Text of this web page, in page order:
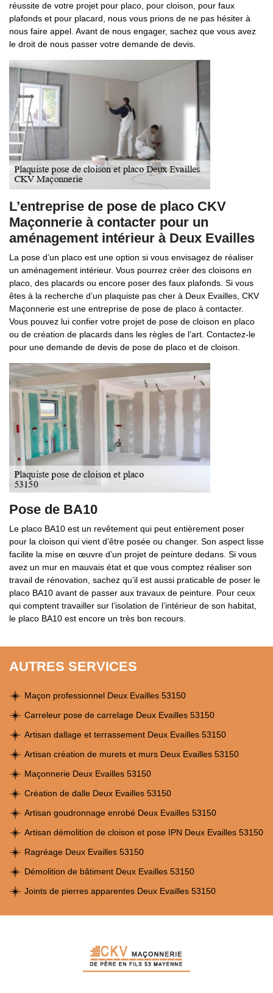
réussite de votre projet pour placo, pour cloison, pour faux
plafonds et pour placard, nous vous prions de ne pas hésiter à
nous faire appel. Avant de nous engager, sachez que vous avez
le droit de nous passer votre demande de devis.
L’entreprise de pose de placo CKV
Maçonnerie à contacter pour un
aménagement intérieur à Deux Evailles
La pose d’un placo est une option si vous envisagez de réaliser
un aménagement intérieur. Vous pourrez créer des cloisons en
placo, des placards ou encore poser des faux plafonds. Si vous
êtes à la recherche d’un plaquiste pas cher à Deux Evailles, CKV
Maçonnerie est une entreprise de pose de placo à contacter.
Vous pouvez lui confier votre projet de pose de cloison en placo
ou de création de placards dans les règles de l’art. Contactez-le
pour une demande de devis de pose de placo et de cloison.
Pose de BA10
Le placo BA10 est un revêtement qui peut entièrement poser
pour la cloison qui vient d’être posée ou changer. Son aspect lisse
facilite la mise en œuvre d’un projet de peinture dedans. Si vous
avez un mur en mauvais état et que vous comptez réaliser son
travail de rénovation, sachez qu’il est aussi praticable de poser le
placo BA10 avant de passer aux travaux de peinture. Pour ceux
qui comptent travailler sur l’isolation de l’intérieur de son habitat,
le placo BA10 est encore un très bon recours.
AUTRES SERVICES
Maçon professionnel Deux Evailles 53150
Carreleur pose de carrelage Deux Evailles 53150
Artisan dallage et terrassement Deux Evailles 53150
Artisan création de murets et murs Deux Evailles 53150
Maçonnerie Deux Evailles 53150
Création de dalle Deux Evailles 53150
Artisan goudronnage enrobé Deux Evailles 53150
Artisan démolition de cloison et pose IPN Deux Evailles 53150
Ragréage Deux Evailles 53150
Démolition de bâtiment Deux Evailles 53150
Joints de pierres apparentes Deux Evailles 53150